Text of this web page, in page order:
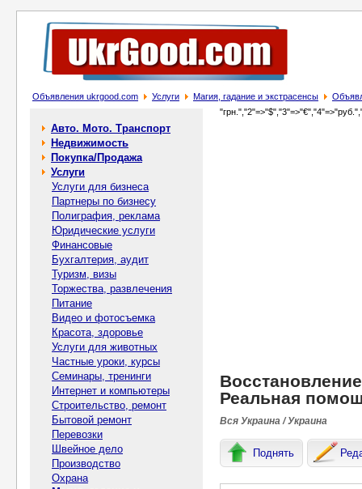
Объявления ukrgood.com Услуги Магия, гадание и экстрасенсы
Авто. Мото. Транспорт
Недвижимость
Покупка/Продажа
Услуги
Услуги для бизнеса
Партнеры по бизнесу
Полиграфия, реклама
Юридические услуги
Финансовые
Бухгалтерия, аудит
Туризм, визы
Торжества, развлечения
Питание
Видео и фотосъемка
Красота, здоровье
Услуги для животных
Частные уроки, курсы
Семинары, тренинги
Интернет и компьютеры
Строительство, ремонт
Бытовой ремонт
Перевозки
Швейное дело
Производство
Охрана
Реальная
Вся Украина / Украина
Поднять